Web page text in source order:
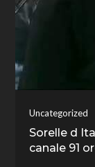
Uncategorized
Sorelle d
canale 91